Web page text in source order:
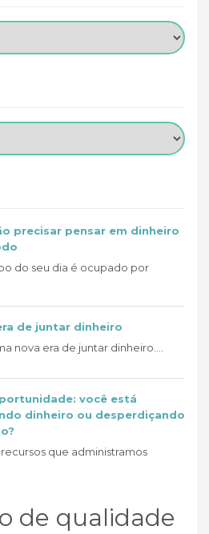
precisar pensar em dinheiro
do seu dia é ocupado por
de juntar dinheiro
nova era de juntar dinheiro....
você está
dinheiro ou desperdiçando
que administramos
de qualidade